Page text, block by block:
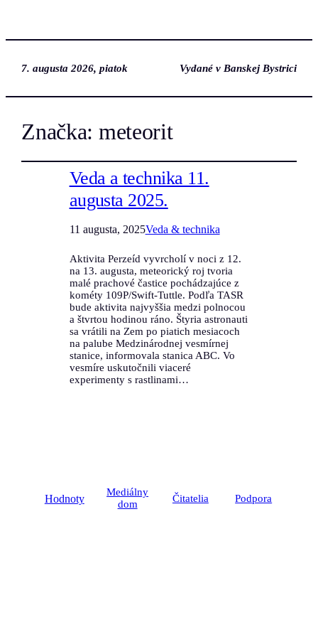
7. augusta 2026, piatok Vydané v Banskej Bystrici
Značka: meteorit
Veda a technika 11.
augusta 2025.
11 augusta, 2025Veda & technika
Aktivita Perzeíd vyvrcholí v noci z 12.
na 13. augusta, meteorický roj tvoria
malé prachové častice pochádzajúce z
kométy 109P/Swift-Tuttle. Podľa TASR
bude aktivita najvyššia medzi polnocou
a štvrtou hodinou ráno. Štyria astronauti
sa vrátili na Zem po piatich mesiacoch
na palube Medzinárodnej vesmírnej
stanice, informovala stanica ABC. Vo
vesmíre uskutočnili viaceré
experimenty s rastlinami…
Hodnoty
Mediálny
dom
Čitatelia Podpora